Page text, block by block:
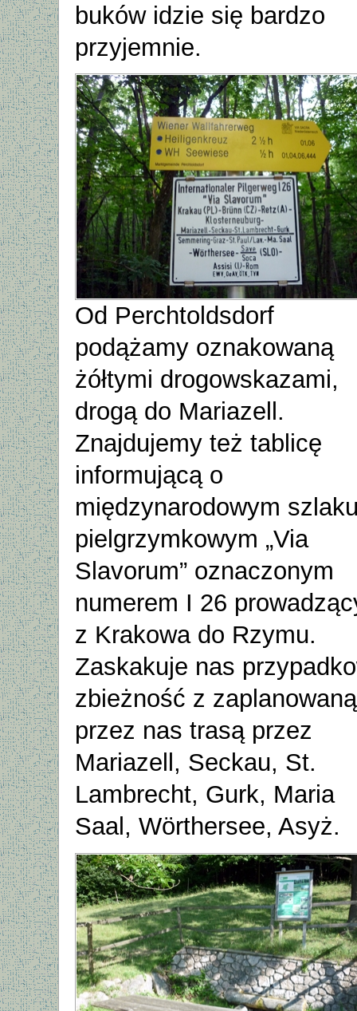
buków idzie się bardzo
przyjemnie.
Od Perchtoldsdorf
podążamy oznakowaną
żółtymi drogowskazami,
drogą do Mariazell.
Znajdujemy też tablicę
informującą o
międzynarodowym
pielgrzymkowym „Via
Slavorum” oznaczonym
numerem I 26
z Krakowa do Rzymu.
Zaskakuje nas
zbieżność z zaplanowaną
przez nas trasą przez
Mariazell, Seckau, St.
Lambrecht, Gurk, Maria
Saal, Wörthersee, Asyż.